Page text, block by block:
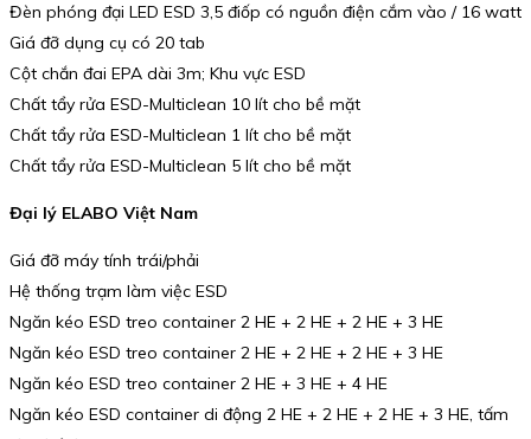
Đèn phóng đại LED ESD 3,5 điốp có nguồn điện cắm vào / 16 watt
Giá đỡ dụng cụ có 20 tab
Cột chắn đai EPA dài 3m; Khu vực ESD
Chất tẩy rửa ESD-Multiclean 10 lít cho bề mặt
Chất tẩy rửa ESD-Multiclean 1 lít cho bề mặt
Chất tẩy rửa ESD-Multiclean 5 lít cho bề mặt
Đại lý ELABO Việt Nam
Giá đỡ máy tính trái/phải
Hệ thống trạm làm việc ESD
Ngăn kéo ESD treo container 2 HE + 2 HE + 2 HE + 3 HE
Ngăn kéo ESD treo container 2 HE + 2 HE + 2 HE + 3 HE
Ngăn kéo ESD treo container 2 HE + 3 HE + 4 HE
Ngăn kéo ESD container di động 2 HE + 2 HE + 2 HE + 3 HE, tấm